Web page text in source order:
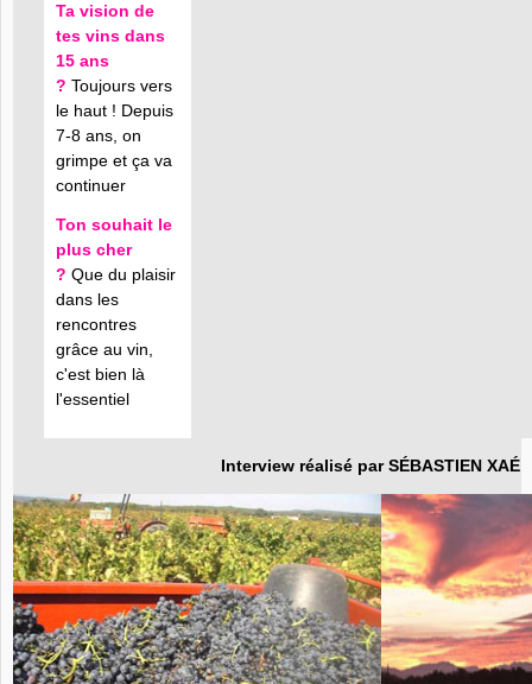
Ta vision de
tes vins dans
15 ans
? Toujours vers
le haut ! Depuis
7-8 ans, on
grimpe et ça va
continuer
Ton souhait le
plus cher
? Que du plaisir
dans les
rencontres
grâce au vin,
c'est bien là
l'essentiel
Interview réalisé parSÉBASTIEN XAÉ